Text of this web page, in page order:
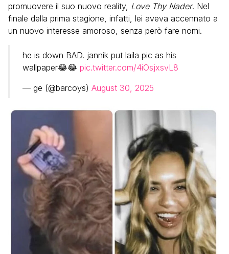
promuovere il suo nuovo reality, Love Thy Nader. Nel
finale della prima stagione, infatti, lei aveva accennato a
un nuovo interesse amoroso, senza però fare nomi.
he is down BAD. jannik put laila pic as his
wallpaper😂😂 pic.twitter.com/4iOsjxsvL8
— g️️e (@barcoys) August 30, 2025